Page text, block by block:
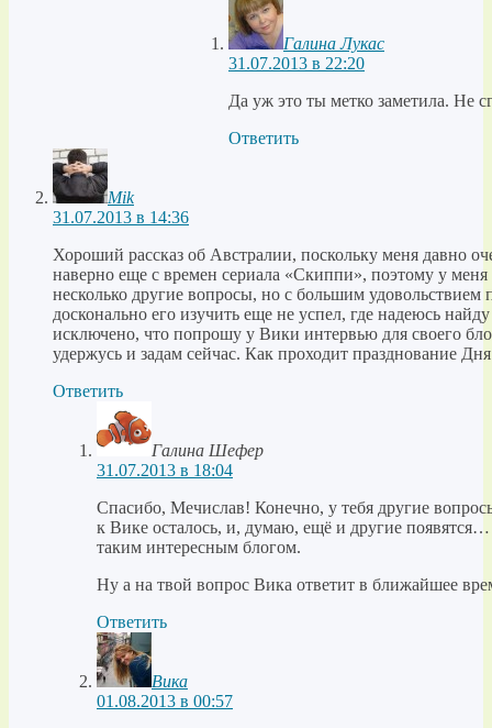
Галина Лукас
31.07.2013 в 22:20
Да уж это ты метко заметила. Не
Ответить
Mik
31.07.2013 в 14:36
Хороший рассказ об Австралии, поскольку меня давно
наверно еще с времен сериала «Скиппи», поэтому у
несколько другие вопросы, но с большим удовольствием
досконально его изучить еще не успел, где надеюсь
исключено, что попрошу у Вики интервью для своего
удержусь и задам сейчас. Как проходит празднование
Ответить
Галина Шефер
31.07.2013 в 18:04
Спасибо, Мечислав! Конечно, у тебя другие
к Вике осталось, и, думаю, ещё и другие появятся…
таким интересным блогом.
Ну а на твой вопрос Вика ответит в ближайшее
Ответить
Вика
01.08.2013 в 00:57